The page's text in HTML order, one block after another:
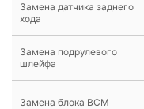
Замена датчика заднего
хода
Замена подрулевого
шлейфа
Замена блока BCM